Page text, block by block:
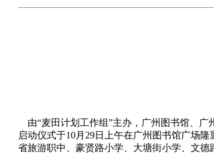
由“麦田计划工作组”主办，广州图书馆、
启动仪式于10月29日上午在广州图书馆广场
省旅游职中、豪贤路小学、大塘街小学、文德